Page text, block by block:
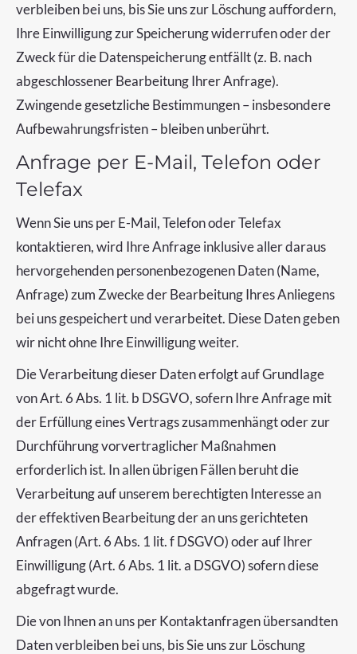
verbleiben bei uns, bis Sie uns zur Löschung auffordern,
Ihre Einwilligung zur Speicherung widerrufen oder der
Zweck für die Datenspeicherung entfällt (z. B. nach
abgeschlossener Bearbeitung Ihrer Anfrage).
Zwingende gesetzliche Bestimmungen – insbesondere
Aufbewahrungsfristen – bleiben unberührt.
Anfrage per E-Mail, Telefon oder
Telefax
Wenn Sie uns per E-Mail, Telefon oder Telefax
kontaktieren, wird Ihre Anfrage inklusive aller daraus
hervorgehenden personenbezogenen Daten (Name,
Anfrage) zum Zwecke der Bearbeitung Ihres Anliegens
bei uns gespeichert und verarbeitet. Diese Daten geben
wir nicht ohne Ihre Einwilligung weiter.
Die Verarbeitung dieser Daten erfolgt auf Grundlage
von Art. 6 Abs. 1 lit. b DSGVO, sofern Ihre Anfrage mit
der Erfüllung eines Vertrags zusammenhängt oder zur
Durchführung vorvertraglicher Maßnahmen
erforderlich ist. In allen übrigen Fällen beruht die
Verarbeitung auf unserem berechtigten Interesse an
der effektiven Bearbeitung der an uns gerichteten
Anfragen (Art. 6 Abs. 1 lit. f DSGVO) oder auf Ihrer
Einwilligung (Art. 6 Abs. 1 lit. a DSGVO) sofern diese
abgefragt wurde.
Die von Ihnen an uns per Kontaktanfragen übersandten
Daten verbleiben bei uns, bis Sie uns zur Löschung